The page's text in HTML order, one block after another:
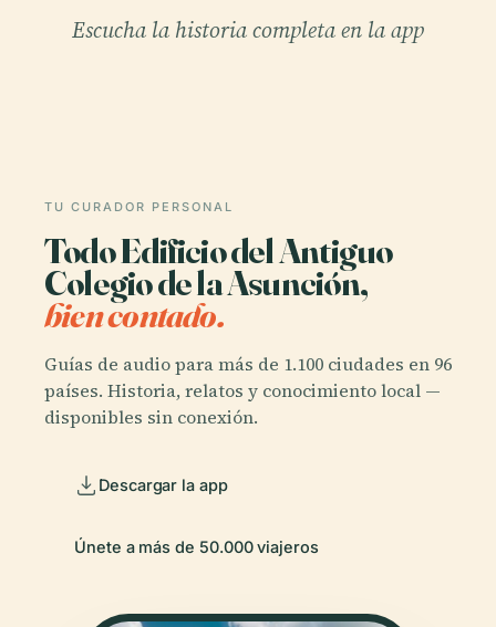
Escucha la historia completa en la app
TU CURADOR PERSONAL
Todo Edificio del Antiguo
Colegio de la Asunción,
bien contado.
Guías de audio para más de 1.100 ciudades en 96
países. Historia, relatos y conocimiento local —
disponibles sin conexión.
Descargar la app
Únete a más de 50.000 viajeros